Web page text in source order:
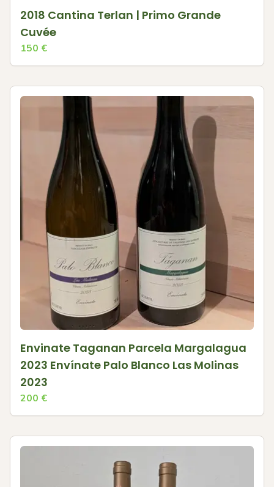
2018 Cantina Terlan | Primo Grande
Cuvée
150 €
Envinate Taganan Parcela Margalagua
2023 Envínate Palo Blanco Las Molinas
2023
200 €